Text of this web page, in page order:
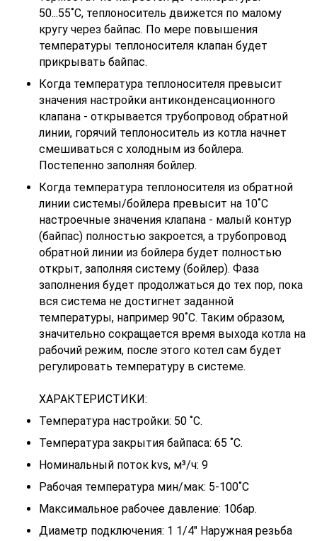
50...55˚С, теплоноситель движется по малому
кругу через байпас. По мере повышения
температуры теплоносителя клапан будет
прикрывать байпас.
Когда температура теплоносителя превысит
значения настройки антиконденсационного
клапана - открывается трубопровод обратной
линии, горячий теплоноситель из котла начнет
смешиваться с холодным из бойлера.
Постепенно заполняя бойлер.
Когда температура теплоносителя из обратной
линии системы/бойлера превысит на 10˚С
настроечные значения клапана - малый контур
(байпас) полностью закроется, а трубопровод
обратной линии из бойлера будет полностью
открыт, заполняя систему (бойлер). Фаза
заполнения будет продолжаться до тех пор, пока
вся система не достигнет заданной
температуры, например 90˚С. Таким образом,
значительно сокращается время выхода котла на
рабочий режим, после этого котел сам будет
регулировать температуру в системе.
ХАРАКТЕРИСТИКИ:
Температура настройки: 50 ˚С.
Температура закрытия байпаса: 65 ˚С.
Номинальный поток kvs, м³/ч: 9
Рабочая температура мин/мак: 5-100˚С
Максимальное рабочее давление: 10бар.
Диаметр подключения: 1 1/4" Наружная резьба